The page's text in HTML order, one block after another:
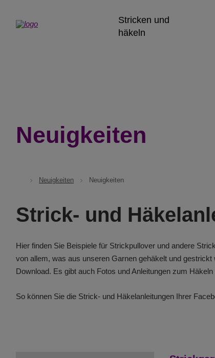
Stricken und
häkeln
Neuigkeiten
Neuigkeiten Neuigkeiten
Strick- und
Hier finden Sie Beispiele für Strickpullover und andere
von allem, was aus unseren Garnen gehäkelt und
Download. Es gibt auch Fotos und Anleitungen zum
So können Sie die Strick- und Häkelanleitungen Ihrer